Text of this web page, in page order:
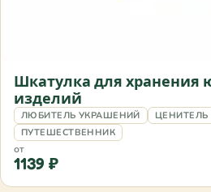
Шкатулка для хранения
изделий
ЛЮБИТЕЛЬ УКРАШЕНИЙ
ПУТЕШЕСТВЕННИК
от
1139 ₽